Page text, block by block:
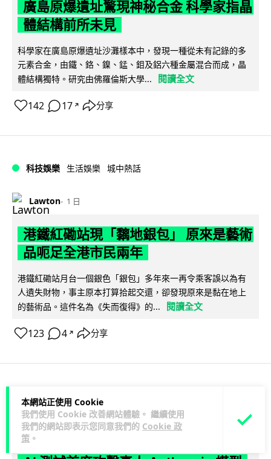
本網站正使用 Cookie
我們使用 Cookie 改善網站體驗。 繼續使用
我們的網站即表示您同意我們的 Cookie 政
策 。
廣島原爆遺址驚現神秘合金 科學家指晶
體結構前所未見
科學家在廣島原爆遺址沙灘樣本中，發現一種從未有記錄的多
元素合金，由鐵、鉻、鎳、錳、鉬及鋁六種金屬混合而成，晶
體結構獨特。研究由佛羅倫斯大學...
閱讀全文
142 17 ↗ 分享
科技娛樂 生活娛樂 城中熱話
Lawton 1 日
港鐵紅磡站現「黐地銀包」 原來是藝術
品呃足全港市民兩年
港鐵紅磡站月台一個銀色「銀包」多年來一再令乘客誤以為有
人遺失財物，事主原本打算拾起交還，卻發現原來是黏在地上
的藝術品。這件名為《失而復得》的...
閱讀全文
123 4 ↗ 分享
人工智能
Lawton 1 日